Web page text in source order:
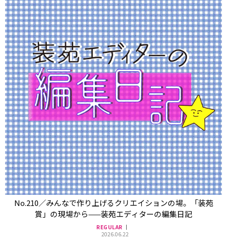
No.210／みんなで作り上げるクリエイションの場。「装苑
賞」の現場から——装苑エディターの編集日記
REGULAR
2026.06.22